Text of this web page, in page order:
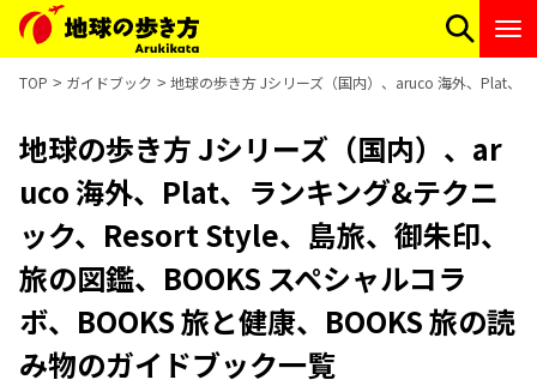
TOP ガイドブック 地球の歩き方 Jシリーズ（国内）、aruco 海外、Plat、
地球の歩き方 Jシリーズ（国内）、ar
uco 海外、Plat、ランキング&テクニ
ック、Resort Style、島旅、御朱印、
旅の図鑑、BOOKS スペシャルコラ
ボ、BOOKS 旅と健康、BOOKS 旅の読
み物のガイドブック一覧